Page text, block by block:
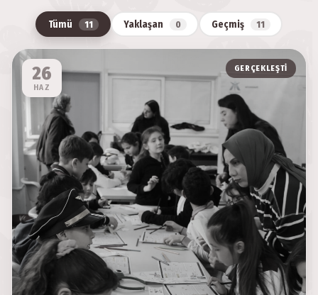
Tümü 11 Yaklaşan 0 Geçmiş 11
26
HAZ
GERÇEKLEŞTI